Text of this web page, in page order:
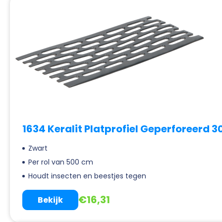
1634 Keralit Platprofiel Geperforeerd
Zwart
Per rol van 500 cm
Houdt insecten en beestjes tegen
€16,31
Bekijk